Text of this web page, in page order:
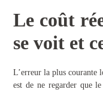
Le coût
se voit et
L’erreur la plus courante
est de ne regarder que